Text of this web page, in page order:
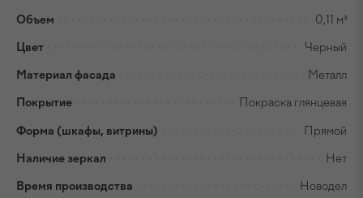
Объем 0,11 м³
Цвет Черный
Материал фасада Металл
Покрытие Покраска глянцевая
Форма (шкафы, витрины) Прямой
Наличие зеркал Нет
Время производства Новодел